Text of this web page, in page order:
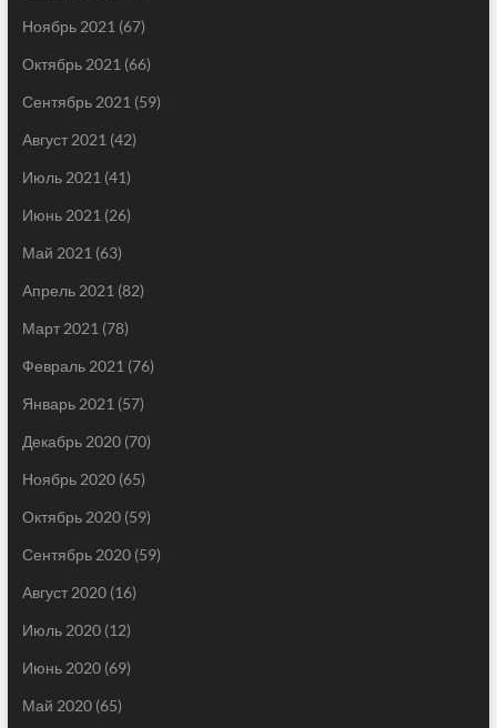
Ноябрь 2021 (67)
Октябрь 2021 (66)
Сентябрь 2021 (59)
Август 2021 (42)
Июль 2021 (41)
Июнь 2021 (26)
Май 2021 (63)
Апрель 2021 (82)
Март 2021 (78)
Февраль 2021 (76)
Январь 2021 (57)
Декабрь 2020(70)
Ноябрь 2020(65)
Октябрь 2020(59)
Сентябрь 2020(59)
Август 2020(16)
Июль 2020(12)
Июнь 2020(69)
Май 2020(65)